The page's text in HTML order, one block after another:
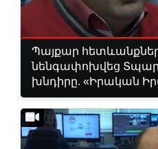
Պայքար
նենգափոխվեց
խնդիրը. «Իրական